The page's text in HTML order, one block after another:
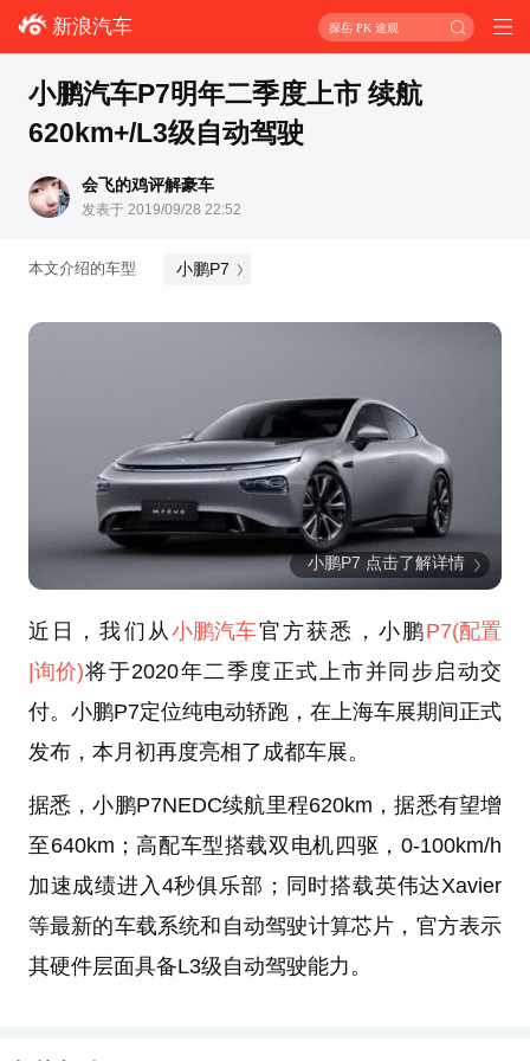
新浪汽车 探岳 PK 途观
小鹏汽车P7明年二季度上市 续航
620km+/L3级自动驾驶
会飞的鸡评解豪车
发表于 2019/09/28 22:52
本文介绍的车型 小鹏P7
小鹏P7 点击了解详情
近日，我们从 小鹏汽车官方获悉，小鹏P7(配置
|询价)将于2020年二季度正式上市并同步启动交
付。小鹏P7定位纯电动轿跑，在上海车展期间正式
发布，本月初再度亮相了成都车展。
据悉，小鹏P7NEDC续航里程620km，据悉有望增
至640km；高配车型搭载双电机四驱，0-100km/h
加速成绩进入4秒俱乐部；同时搭载英伟达Xavier
等最新的车载系统和自动驾驶计算芯片，官方表示
其硬件层面具备L3级自动驾驶能力。